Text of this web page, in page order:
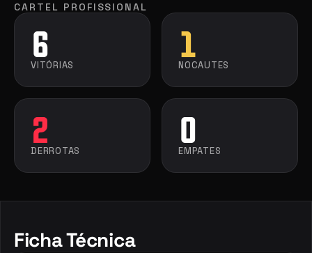
CARTEL PROFISSIONAL
6
VITÓRIAS
1
NOCAUTES
2
DERROTAS
0
EMPATES
Ficha Técnica